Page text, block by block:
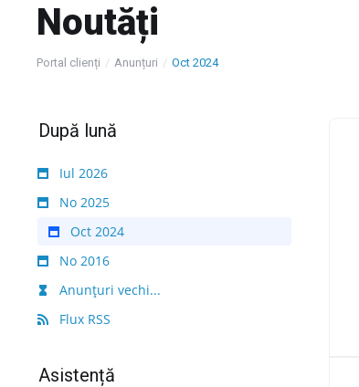
Noutăți
Portal clienți Anunțuri Oct 2024
După lună
Iul 2026
No 2025
Oct 2024
No 2016
Anunțuri vechi...
Flux RSS
Asistență